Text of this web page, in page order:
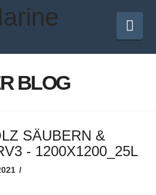
BLOG
SÄUBERN &
- 1200X1200_25L